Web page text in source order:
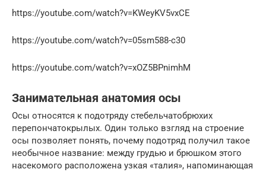
https://youtube.com/watch?v=KWeyKV5vxCE
https://youtube.com/watch?v=05sm588-c30
https://youtube.com/watch?v=xOZ5BPnimhM
Занимательная анатомия осы
Осы относятся к подотряду стебельчатобрюхих
перепончатокрылых. Один только взгляд на строение
осы позволяет понять, почему подотряд получил такое
необычное название: между грудью и брюшком этого
насекомого расположена узкая «талия», напоминающая